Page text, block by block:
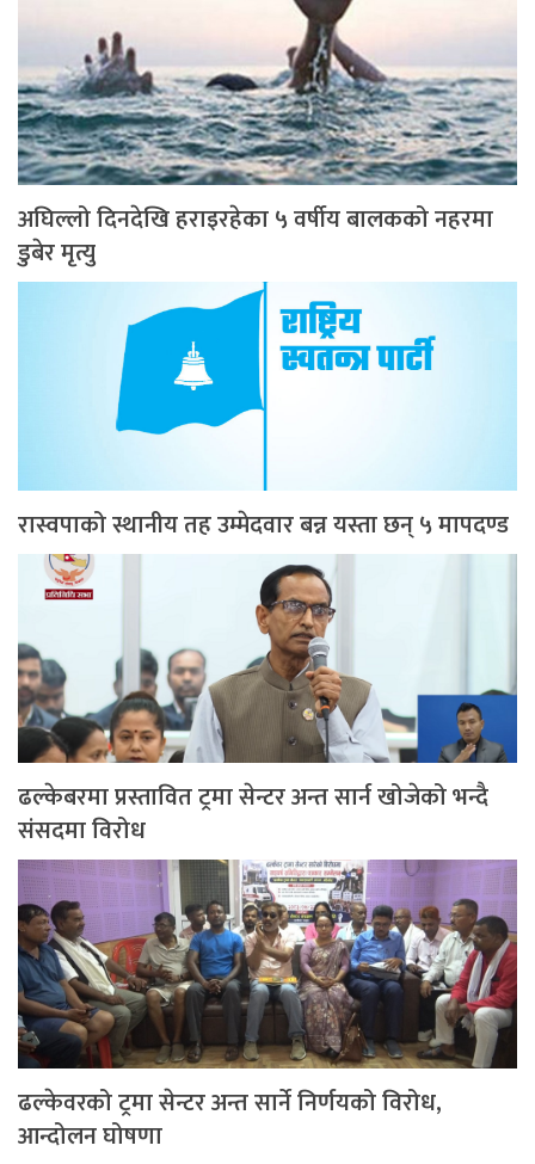
अघिल्लो दिनदेखि हराइरहेका ५ वर्षीय बालकको नहरमा
डुबेर मृत्यु
रास्वपाको स्थानीय तह उम्मेदवार बन्न यस्ता छन् ५ मापदण्ड
ढल्केबरमा प्रस्तावित ट्रमा सेन्टर अन्त सार्न खोजेको भन्दै
संसदमा विरोध
ढल्केवरको ट्रमा सेन्टर अन्त सार्ने निर्णयको विरोध,
आन्दोलन घोषणा